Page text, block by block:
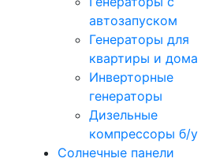
автозапуском
Генераторы для
квартиры и дома
Инверторные
генераторы
Дизельные
компрессоры б/у
Солнечные панели